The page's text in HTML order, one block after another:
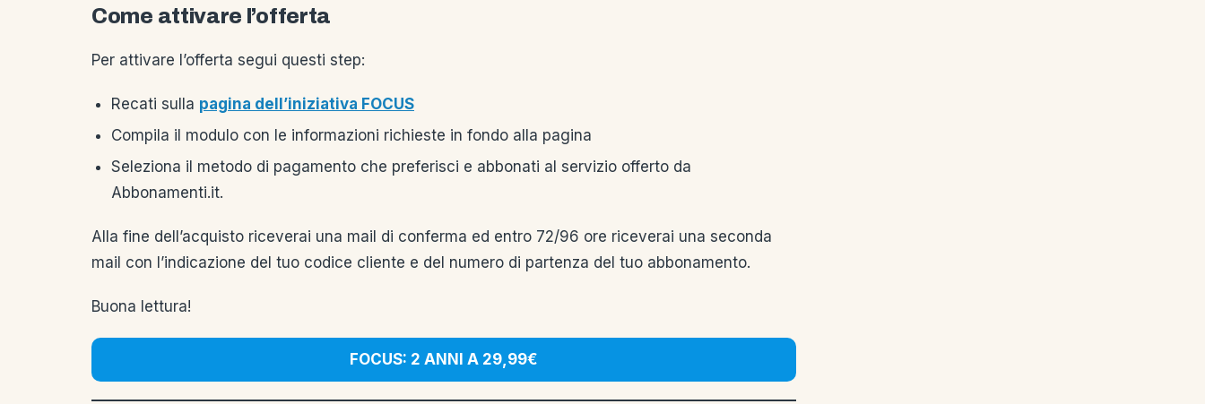
Come attivare l’offerta
Per attivare l’offerta segui questi step:
Recati sulla pagina dell’iniziativa FOCUS
Compila il modulo con le informazioni richieste in fondo alla pagina
Seleziona il metodo di pagamento che preferisci e abbonati al servizio offerto da
Abbonamenti.it.
Alla fine dell’acquisto riceverai una mail di conferma ed entro 72/96 ore riceverai una seconda
mail con l’indicazione del tuo codice cliente e del numero di partenza del tuo abbonamento.
Buona lettura!
FOCUS: 2 ANNI A 29,99€